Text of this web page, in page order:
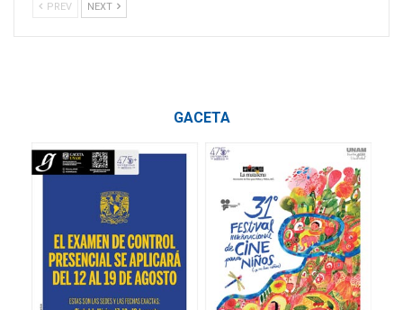
PREV NEXT
GACETA